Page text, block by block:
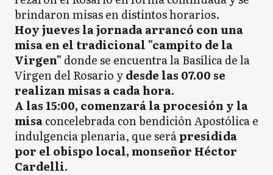
brindaron misas en distintos horarios.
Hoy jueves la jornada arrancó con una
misa en el tradicional "campito de la
Virgen" donde se encuentra la Basílica de la
Virgen del Rosario ydesde las 07.00 se
realizan misas a cada hora.
A las 15:00, comenzará la procesión y la
misaconcelebrada con bendición Apostólica e
indulgencia plenaria, que serápresidida
por el obispo local, monseñor Héctor
Cardelli.